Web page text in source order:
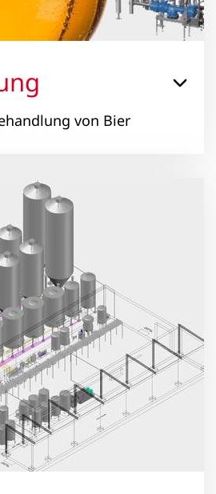
von Bier